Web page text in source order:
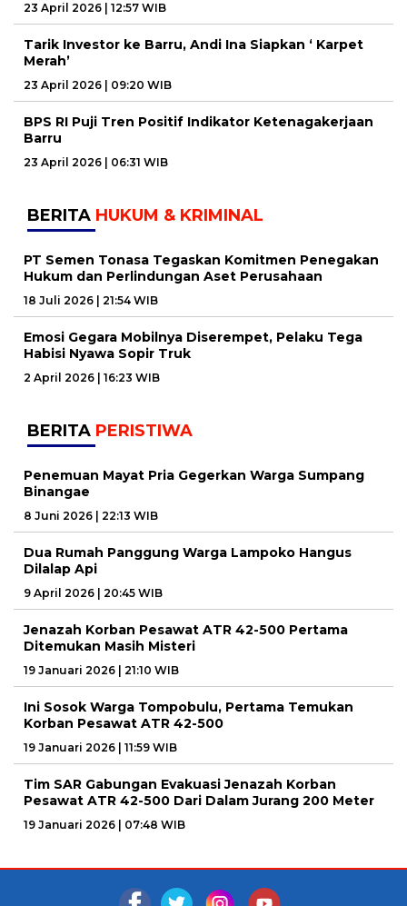
23 April 2026 | 12:57 WIB
Tarik Investor ke Barru, Andi Ina Siapkan ‘ Karpet
Merah’
23 April 2026 | 09:20 WIB
BPS RI Puji Tren Positif Indikator Ketenagakerjaan
Barru
23 April 2026 | 06:31 WIB
BERITA HUKUM & KRIMINAL
PT Semen Tonasa Tegaskan Komitmen Penegakan
Hukum dan Perlindungan Aset Perusahaan
18 Juli 2026 | 21:54 WIB
Emosi Gegara Mobilnya Diserempet, Pelaku Tega
Habisi Nyawa Sopir Truk
2 April 2026 | 16:23 WIB
BERITA PERISTIWA
Penemuan Mayat Pria Gegerkan Warga Sumpang
Binangae
8 Juni 2026 | 22:13 WIB
Dua Rumah Panggung Warga Lampoko Hangus
Dilalap Api
9 April 2026 | 20:45 WIB
Jenazah Korban Pesawat ATR 42-500 Pertama
Ditemukan Masih Misteri
19 Januari 2026 | 21:10 WIB
Ini Sosok Warga Tompobulu, Pertama Temukan
Korban Pesawat ATR 42-500
19 Januari 2026 | 11:59 WIB
Tim SAR Gabungan Evakuasi Jenazah Korban
Pesawat ATR 42-500 Dari Dalam Jurang 200 Meter
19 Januari 2026 | 07:48 WIB